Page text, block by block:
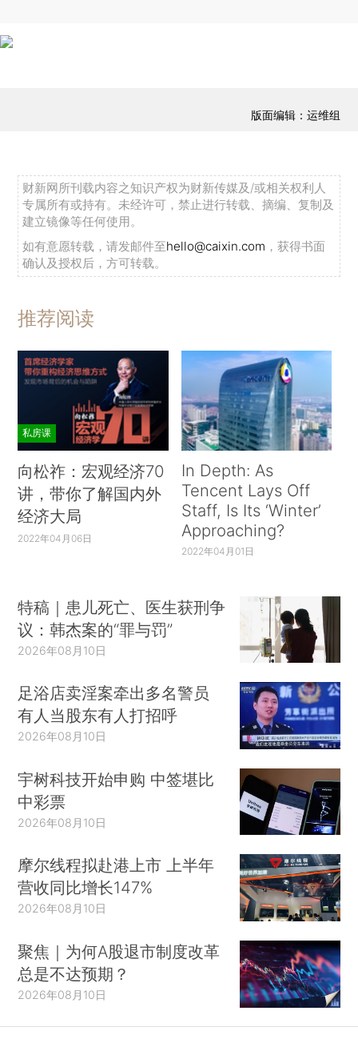
版面编辑：运维组
财新网所刊载内容之知识产权为财新传媒及/或相关权利人
专属所有或持有。未经许可，禁止进行转载、摘编、复制及
建立镜像等任何使用。
如有意愿转载，请发邮件至hello@caixin.com ，获得书面
确认及授权后，方可转载。
推荐阅读
私房课
向松祚：宏观经济70
讲，带你了解国内外
经济大局
2022年04月06日
In Depth: As
Tencent Lays Off
Staff, Is Its ‘Winter’
Approaching?
2022年04月01日
特稿｜患儿死亡、医生获刑争
议：韩杰案的“罪与罚”
2026年08月10日
足浴店卖淫案牵出多名警员
有人当股东有人打招呼
2026年08月10日
宇树科技开始申购 中签堪比
中彩票
2026年08月10日
摩尔线程拟赴港上市 上半年
营收同比增长147%
2026年08月10日
聚焦｜为何A股退市制度改革
总是不达预期？
2026年08月10日